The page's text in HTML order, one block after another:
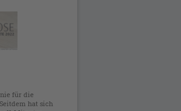
für die
hat sich